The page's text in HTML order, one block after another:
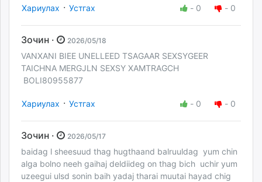
Хариулах · Устгах - 0 - 0
Зочин · 2026/05/18
VANXANI BIEE UNELLEED TSAGAAR SEXSYGEER
TAICHNA MERGJLN SEXSY XAMTRAGCH
BOLI80955877
Хариулах · Устгах - 0 - 0
Зочин · 2026/05/17
baidag l sheesuud thag hugthaand balruuldag yum chin
alga bolno neeh gaihaj deldiideg on thag bich uchir yum
uzeegui ulsd sonin baih yadaj tharai muutai hayad chig